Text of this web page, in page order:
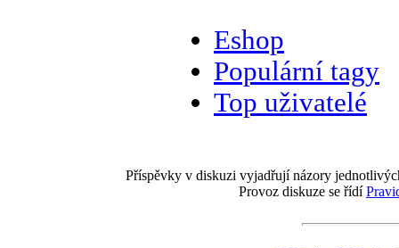
Eshop
Populární tagy
Top uživatelé
Příspěvky v diskuzi vyjadřují názory
Provoz diskuze se řídí